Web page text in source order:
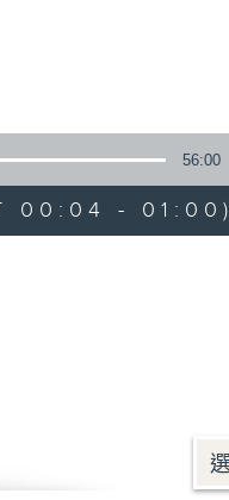
56:00
00:04 - 01:00)